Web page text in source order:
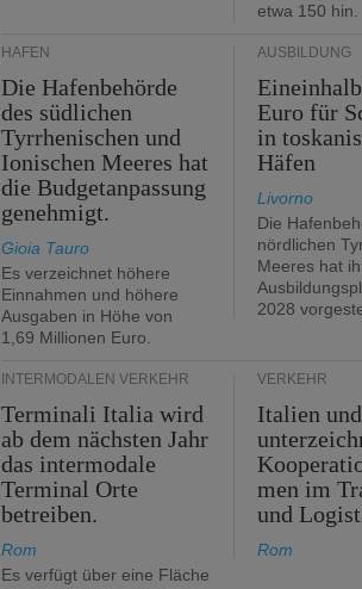
etwa 150 hin.
HÄFEN
Die Hafenbehörde
des südlichen
Tyrrhenischen und
Ionischen Meeres hat
die Budgetanpassung
genehmigt.
Gioia Tauro
Es verzeichnet höhere
Einnahmen und höhere
Ausgaben in Höhe von
1,69 Millionen Euro.
AUSBILDUNG
Euro für
in
Häfen
Livorno
Die
nördlichen
Meeres hat
2028
INTERMODALEN VERKEHR
Terminali Italia wird
ab dem nächsten Jahr
das intermodale
Terminal Orte
betreiben.
Rom
Es verfügt über eine Fläche
VERKEHR
Italien
men im
und
Rom